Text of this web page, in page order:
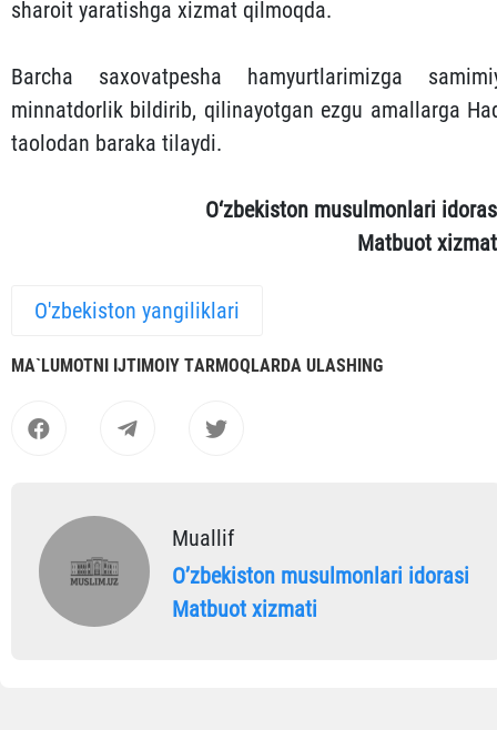
sharoit yaratishga xizmat qilmoqda.
Barcha saxovatpesha hamyurtlarimizga
minnatdorlik bildirib, qilinayotgan ezgu amallarga
taolodan baraka tilaydi.
O‘zbekiston musulmonlari
Matbuot
O'zbekiston yangiliklari
MА`LUMOTNI IJTIMOIY TАRMOQLАRDА ULАSHING
Muallif
Oʼzbekiston musulmonlari idorasi
Matbuot xizmati